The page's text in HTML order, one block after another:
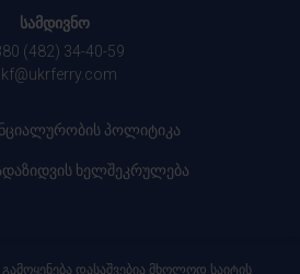
სამდივნო
(482) 34-40-59
პოლიტიკა
ხელშეკრულება
გამოყენება დასაშვებია მხოლოდ საიტის